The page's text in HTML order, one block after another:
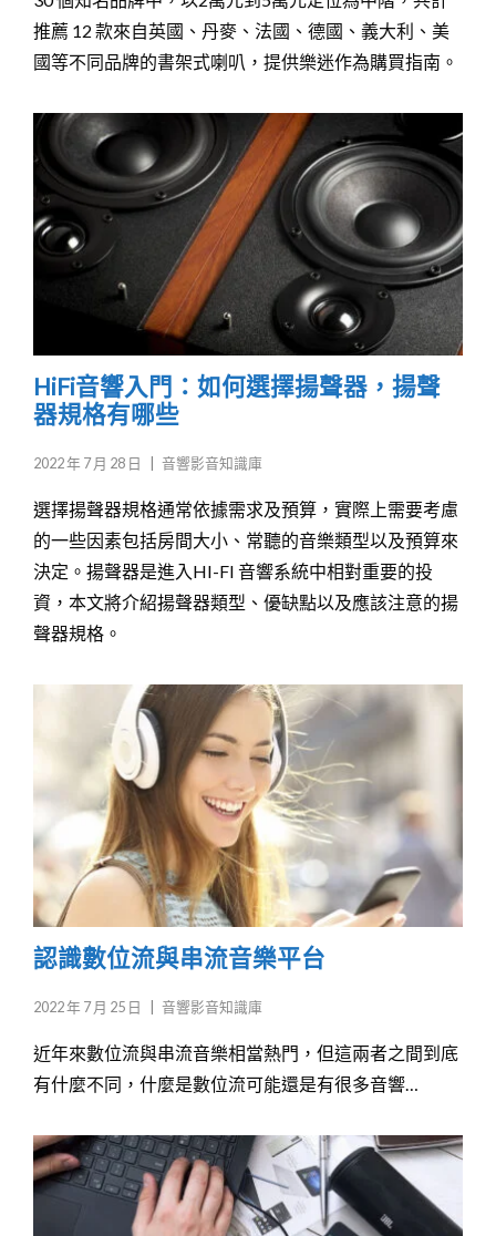
推薦 12 款來自英國、丹麥、法國、德國、義大利、美
國等不同品牌的書架式喇叭，提供樂迷作為購買指南。
HiFi音響入門：如何選擇揚聲器，揚聲
器規格有哪些
2022 年 7 月 28 日 音響影音知識庫
選擇揚聲器規格通常依據需求及預算，實際上需要考慮
的一些因素包括房間大小、常聽的音樂類型以及預算來
決定。揚聲器是進入HI-FI 音響系統中相對重要的投
資，本文將介紹揚聲器類型、優缺點以及應該注意的揚
聲器規格。
認識數位流與串流音樂平台
2022 年 7 月 25 日 | 音響影音知識庫
近年來數位流與串流音樂相當熱門，但這兩者之間到底
有什麼不同，什麼是數位流可能還是有很多音響…